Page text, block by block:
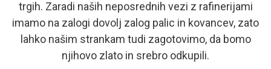
trgih. Zaradi naših neposrednih vezi z rafinerijami
imamo na zalogi dovolj zalog palic in kovancev, zato
lahko našim strankam tudi zagotovimo, da bomo
njihovo zlato in srebro odkupili.